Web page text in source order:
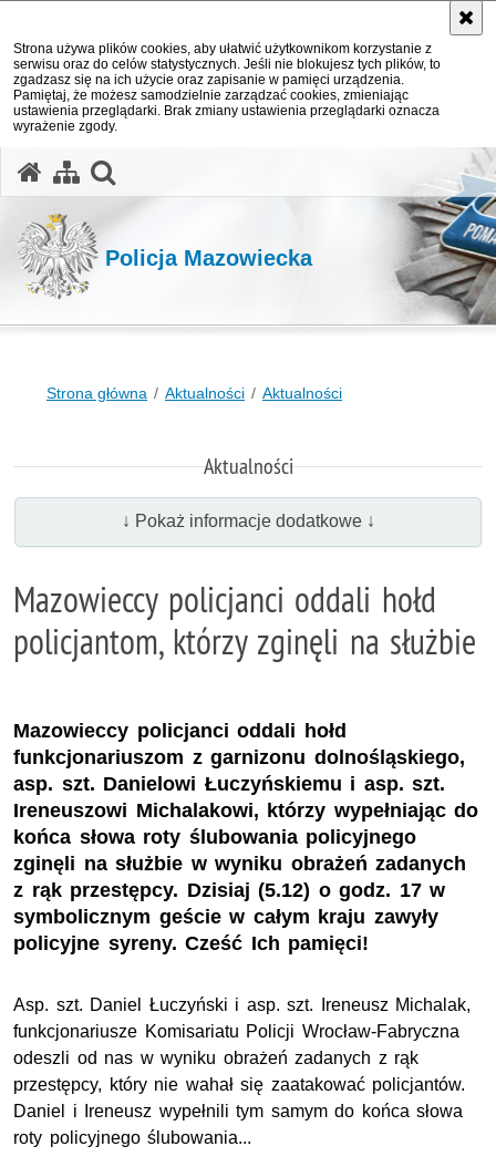
Strona używa plików cookies, aby ułatwić użytkownikom korzystanie z
serwisu oraz do celów statystycznych. Jeśli nie blokujesz tych plików, to
zgadzasz się na ich użycie oraz zapisanie w pamięci urządzenia.
Pamiętaj, że możesz samodzielnie zarządzać cookies, zmieniając
ustawienia przeglądarki. Brak zmiany ustawienia przeglądarki oznacza
wyrażenie zgody.
Policja Mazowiecka
Strona główna Aktualności Aktualności
Aktualności
↓ Pokaż informacje dodatkowe ↓
Mazowieccy policjanci oddali hołd
policjantom, którzy zginęli na służbie
Mazowieccy policjanci oddali hołd
funkcjonariuszom z garnizonu dolnośląskiego,
asp. szt. Danielowi Łuczyńskiemu i asp. szt.
Ireneuszowi Michalakowi, którzy wypełniając do
końca słowa roty ślubowania policyjnego
zginęli na służbie w wyniku obrażeń zadanych
z rąk przestępcy. Dzisiaj (5.12) o godz. 17 w
symbolicznym geście w całym kraju zawyły
policyjne syreny. Cześć Ich pamięci!
Asp. szt. Daniel Łuczyński i asp. szt. Ireneusz Michalak,
funkcjonariusze Komisariatu Policji Wrocław-Fabryczna
odeszli od nas w wyniku obrażeń zadanych z rąk
przestępcy, który nie wahał się zaatakować policjantów.
Daniel i Ireneusz wypełnili tym samym do końca słowa
roty policyjnego ślubowania...